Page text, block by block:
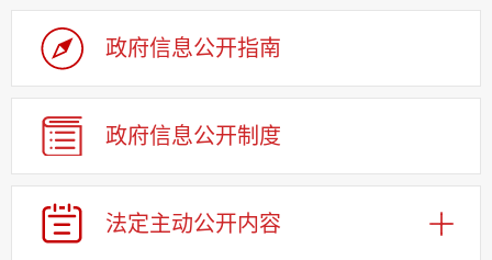
政府信息公开指南
政府信息公开制度
法定主动公开内容